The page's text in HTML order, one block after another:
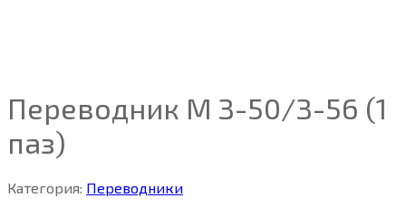
Переводник М З-50/З-56 (1
паз)
Категория: Переводники